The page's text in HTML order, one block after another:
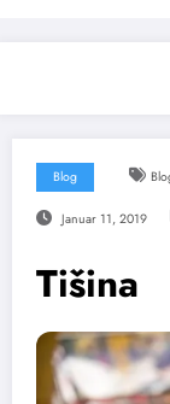
Blog
Januar 11, 2019
Tišina